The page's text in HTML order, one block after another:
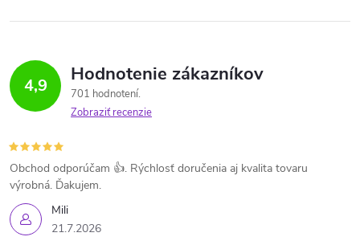
4,9 Hodnotenie zákazníkov
701 hodnotení
Zobraziť recenzie
Mili
21.7.2026
Obchod odporúčam 👍. Rýchlosť doručenia aj kvalita tovaru
výrobná. Ďakujem.